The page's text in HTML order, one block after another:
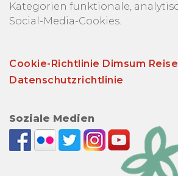
Kategorien funktionale,
Social-Media-Cookies.
Cookie-Richtlinie Dimsum
Datenschutzrichtlinie
Soziale Medien